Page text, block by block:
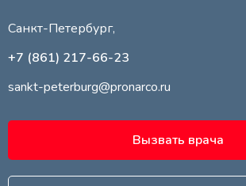
Санкт-Петербург,
+7 (861) 217-66-23
sankt-peterburg@pronarco.ru
Вызвать врача